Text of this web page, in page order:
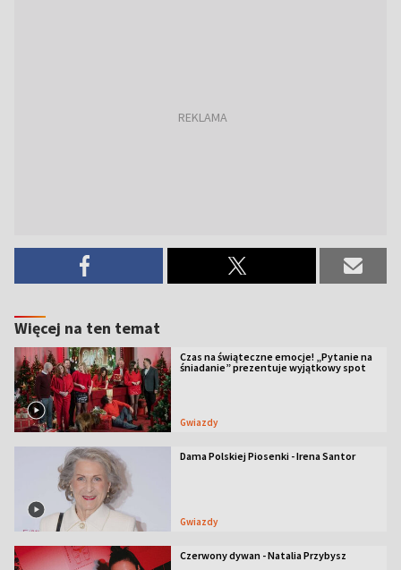
Więcej na ten temat
Czas na świąteczne emocje! „Pytanie na
śniadanie” prezentuje wyjątkowy spot
Gwiazdy
Dama Polskiej Piosenki - Irena Santor
Gwiazdy
Czerwony dywan - Natalia Przybysz